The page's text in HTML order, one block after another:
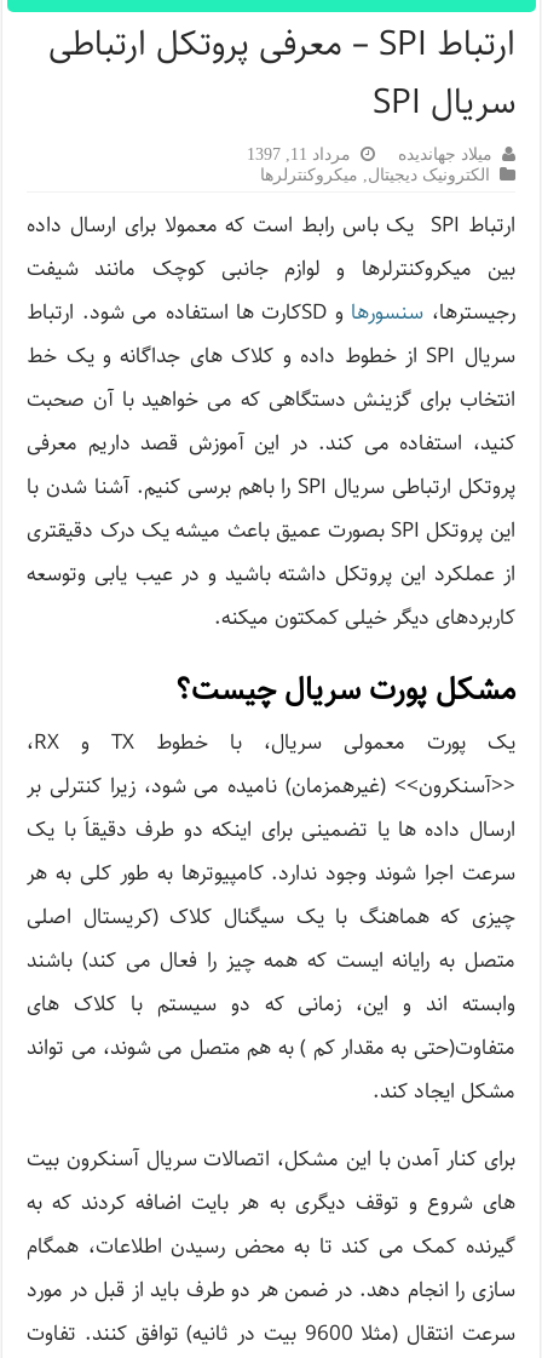
ارتباط SPI – معرفی پروتکل ارتباطی
سریال SPI
میلاد جهاندیده
مرداد 11, 1397
الکترونیک دیجیتال
میکروکنترلرها
ارتباط SPI یک باس رابط است که معمولا برای ارسال داده
بین میکروکنترلرها و لوازم جانبی کوچک مانند شیفت
رجیسترها، سنسورها
و SDکارت ها استفاده می شود. ارتباط
سریال SPI از خطوط داده و کلاک های جداگانه و یک خط
انتخاب برای گزینش دستگاهی که می خواهید با آن صحبت
کنید، استفاده می کند. در این آموزش قصد داریم معرفی
پروتکل ارتباطی سریال SPI را باهم برسی کنیم. آشنا شدن با
این پروتکل SPI بصورت عمیق باعث میشه یک درک دقیقتری
از عملکرد این پروتکل داشته باشید و در عیب یابی وتوسعه
کاربردهای دیگر خیلی کمکتون میکنه.
مشکل پورت سریال چیست؟
یک پورت معمولی سریال، با خطوط TX و RX،
<<آسنکرون>> (غیرهمزمان) نامیده می شود، زیرا کنترلی بر
ارسال داده ها یا تضمینی برای اینکه دو طرف دقیقاََ با یک
سرعت اجرا شوند وجود ندارد. کامپیوترها به طور کلی به هر
چیزی که هماهنگ با یک سیگنال کلاک (کریستال اصلی
متصل به رایانه ایست که همه چیز را فعال می کند) باشند
وابسته اند و این، زمانی که دو سیستم با کلاک های
متفاوت(حتی به مقدار کم ) به هم متصل می شوند، می تواند
مشکل ایجاد کند.
برای کنار آمدن با این مشکل، اتصالات سریال آسنکرون بیت
های شروع و توقف دیگری به هر بایت اضافه کردند که به
گیرنده کمک می کند تا به محض رسیدن اطلاعات، همگام
سازی را انجام دهد. در ضمن هر دو طرف باید از قبل در مورد
سرعت انتقال (مثلا 9600 بیت در ثانیه) توافق کنند. تفاوت